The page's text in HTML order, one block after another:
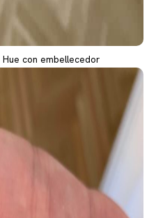
con embellecedor